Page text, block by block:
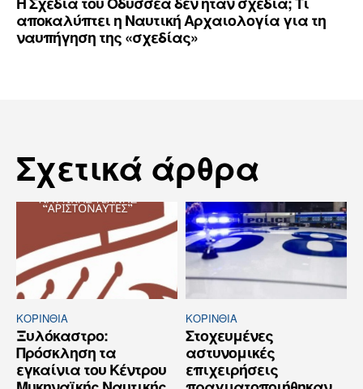
αποκαλύπτει η Ναυτική Αρχαιολογία για τη
ναυπήγηση της «σχεδίας»
Σχετικά άρθρα
ΚΟΡΙΝΘΊΑ
Ξυλόκαστρο:
Πρόσκληση τα
εγκαίνια του Κέντρου
ΚΟΡΙΝΘΊΑ
Στοχευμένες
αστυνομικές
επιχειρήσεις